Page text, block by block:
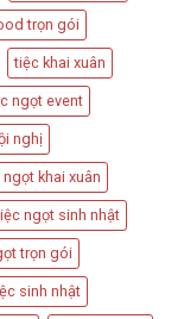
trọn gói
tiệc khai xuân
ngọt event
nghị
khai xuân
ngọt sinh nhật
trọn gói
sinh nhật